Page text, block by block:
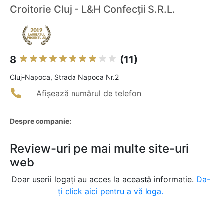
Croitorie Cluj - L&H Confecţii S.R.L.
8 (11)
Cluj-Napoca, Strada Napoca Nr.2
Afișează numărul de telefon
Despre companie:
Review-uri pe mai multe site-uri
web
Doar userii logați au acces la această informație. Da-
ți click aici pentru a vă loga.